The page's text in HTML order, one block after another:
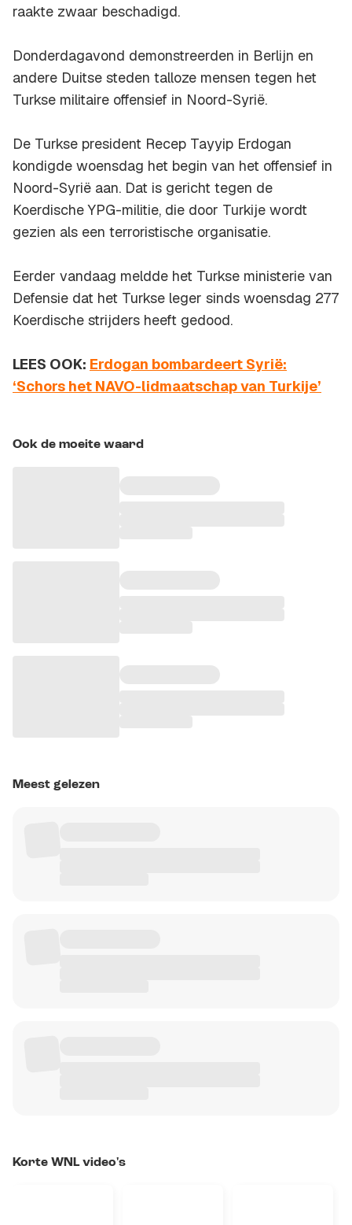
raakte zwaar beschadigd.
Donderdagavond demonstreerden in Berlijn en
andere Duitse steden talloze mensen tegen het
Turkse militaire offensief in Noord-Syrië.
De Turkse president Recep Tayyip Erdogan
kondigde woensdag het begin van het offensief in
Noord-Syrië aan. Dat is gericht tegen de
Koerdische YPG-militie, die door Turkije wordt
gezien als een terroristische organisatie.
Eerder vandaag meldde het Turkse ministerie van
Defensie dat het Turkse leger sinds woensdag 277
Koerdische strijders heeft gedood.
LEES OOK: Erdogan bombardeert Syrië:
‘Schors het NAVO-lidmaatschap van Turkije’
Ook de moeite waard
Meest gelezen
Korte WNL video's